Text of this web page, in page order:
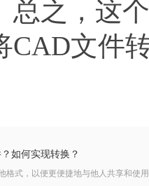
总之，这
CAD文件
如何实现转换？
格式，以便更便捷地与他人共享和